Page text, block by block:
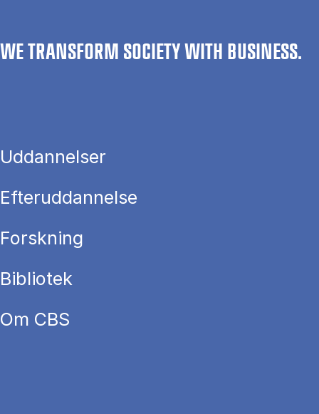
WE TRANSFORM SOCIETY WITH BUSINESS.
Uddannelser
Efteruddannelse
Forskning
Bibliotek
Om CBS